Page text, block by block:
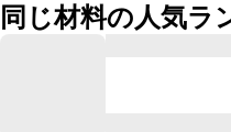
同じ材料の人気ラ